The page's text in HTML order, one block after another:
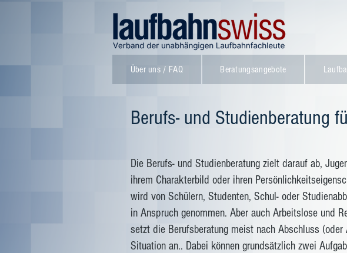
Über uns / FAQ Beratungsangebote
Berufs- und Studienberatung
Die Berufs- und Studienberatung zielt darauf ab,
ihrem Charakterbild oder ihren
wird von Schülern, Studenten, Schul- oder
in Anspruch genommen. Aber auch Arbeitslose und
setzt die Berufsberatung meist nach Abschluss
Situation an.. Dabei können grundsätzlich zwei